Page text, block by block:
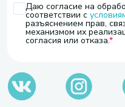
Даю согласие на
соответствии с
разъяснением прав,
механизмом их
согласия или отказа.